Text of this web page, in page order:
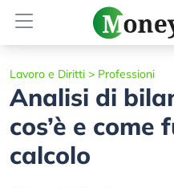
Lavoro e Diritti > Professioni
Analisi di
cos’è e come
calcolo